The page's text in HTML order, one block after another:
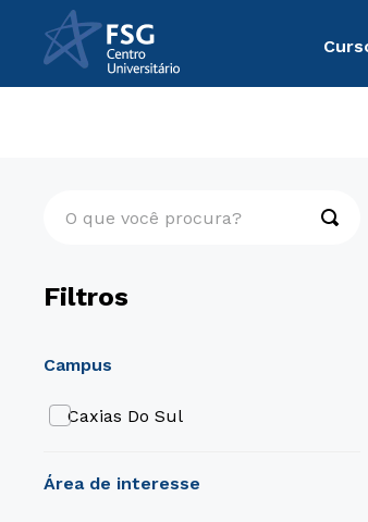
Filtros
área de interesse
campus
Caxias Do Sul